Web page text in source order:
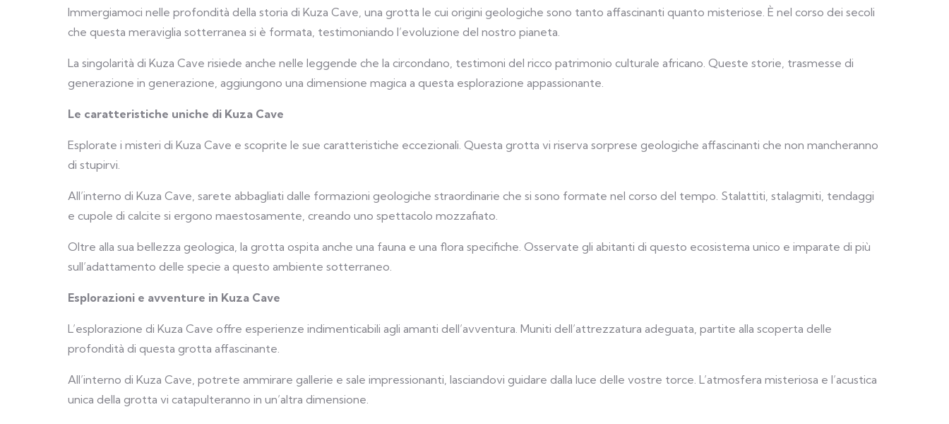
Immergiamoci nelle profondità della storia di Kuza Cave, una grotta le cui origini geologiche sono tanto affascinanti quanto misteriose. È nel corso dei secoli
che questa meraviglia sotterranea si è formata, testimoniando l’evoluzione del nostro pianeta.
La singolarità di Kuza Cave risiede anche nelle leggende che la circondano, testimoni del ricco patrimonio culturale africano. Queste storie, trasmesse di
generazione in generazione, aggiungono una dimensione magica a questa esplorazione appassionante.
Le caratteristiche uniche di Kuza Cave
Esplorate i misteri di Kuza Cave e scoprite le sue caratteristiche eccezionali. Questa grotta vi riserva sorprese geologiche affascinanti che non mancheranno
di stupirvi.
All’interno di Kuza Cave, sarete abbagliati dalle formazioni geologiche straordinarie che si sono formate nel corso del tempo. Stalattiti, stalagmiti, tendaggi
e cupole di calcite si ergono maestosamente, creando uno spettacolo mozzafiato.
Oltre alla sua bellezza geologica, la grotta ospita anche una fauna e una flora specifiche. Osservate gli abitanti di questo ecosistema unico e imparate di più
sull’adattamento delle specie a questo ambiente sotterraneo.
Esplorazioni e avventure in Kuza Cave
L’esplorazione di Kuza Cave offre esperienze indimenticabili agli amanti dell’avventura. Muniti dell’attrezzatura adeguata, partite alla scoperta delle
profondità di questa grotta affascinante.
All’interno di Kuza Cave, potrete ammirare gallerie e sale impressionanti, lasciandovi guidare dalla luce delle vostre torce. L’atmosfera misteriosa e l’acustica
unica della grotta vi catapulteranno in un’altra dimensione.